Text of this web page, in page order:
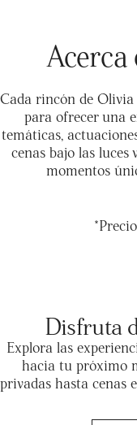
Cada rincón de Olivia
para ofrecer una
temáticas,
cenas bajo las
momentos
Disfruta
Explora las
hacia tu próximo
privadas hasta cenas